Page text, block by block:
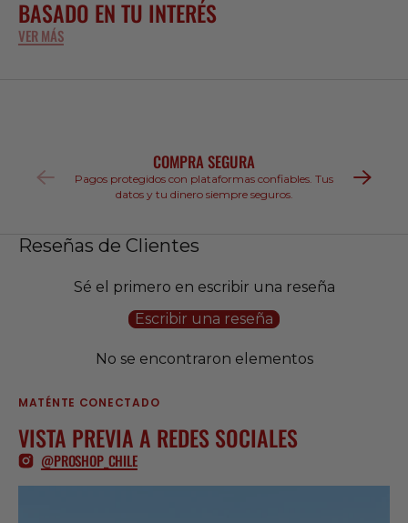
BASADO EN TU INTERÉS
VER MÁS
COMPRA SEGURA
Pagos protegidos con plataformas confiables. Tus
datos y tu dinero siempre seguros.
Reseñas de Clientes
Sé el primero en escribir una reseña
Escribir una reseña
No se encontraron elementos
MATÉNTE CONECTADO
VISTA PREVIA A REDES SOCIALES
@PROSHOP_CHILE